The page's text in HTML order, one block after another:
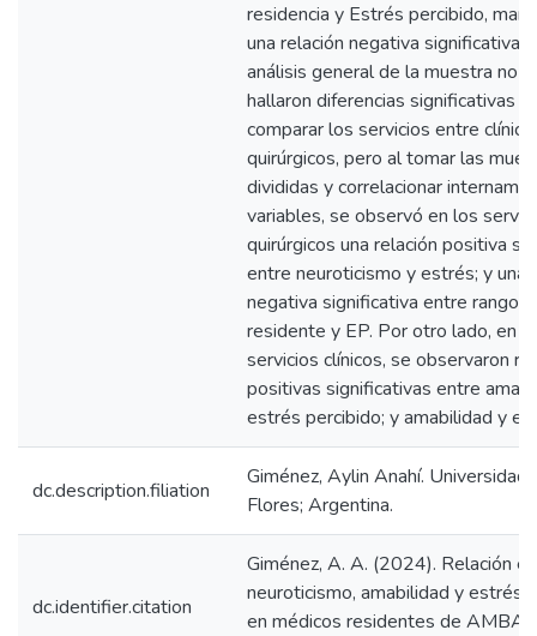
residencia y Estrés percibido,
una relación negativa significativa.
análisis general de la muestra no
hallaron diferencias significativas al
comparar los servicios entre
quirúrgicos, pero al tomar las
divididas y correlacionar
variables, se observó en los
quirúrgicos una relación positiva
entre neuroticismo y estrés; y una
negativa significativa entre rango
residente y EP. Por otro lado, en
servicios clínicos, se observaron
positivas significativas entre
estrés percibido; y amabilidad y
dc.description.filiation
Giménez, Aylin Anahí. Universidad
Flores; Argentina.
dc.identifier.citation
Giménez, A. A. (2024). Relación
neuroticismo, amabilidad y estrés
en médicos residentes de AMBA